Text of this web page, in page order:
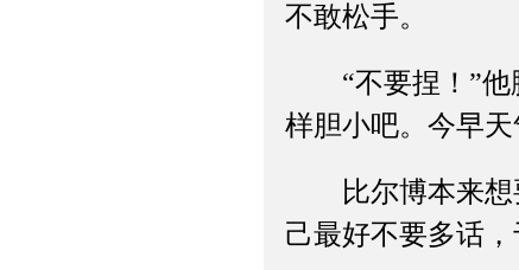
不敢松手。
“不要捏！”他
样胆小吧。今早
比尔博本来想要
己最好不要多话，